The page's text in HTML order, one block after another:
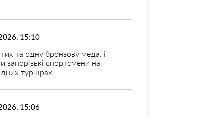
15:10
та одну бронзову медалі
запорізькі спортсмени на
турнірах
15:06